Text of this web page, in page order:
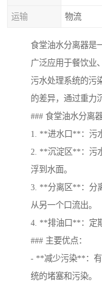
运输 物流
食堂油水分离器是
广泛应用于餐饮业
污水处理系统的污
的差异，通过重力
### 食堂油水分离
1. **进水口**：污
2. **沉淀区**：污
浮到水面。
3. **分离区**：分
从另一个口流出。
4. **排油口**：定
### 主要优点：
- **减少污染**：
统的堵塞和污染。